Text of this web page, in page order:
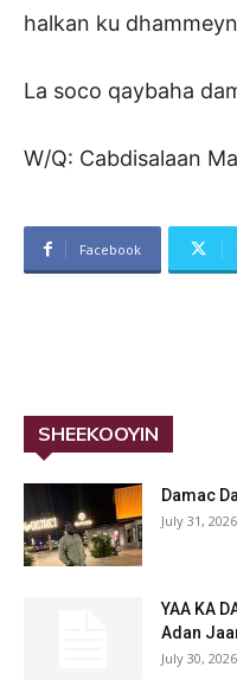
halkan ku
La soco qaybaha
W/Q: Cabdisalaan
Facebook
SHEEKOOYIN
Damac
July 31, 2026
YAA KA
Adan
July 30, 2026